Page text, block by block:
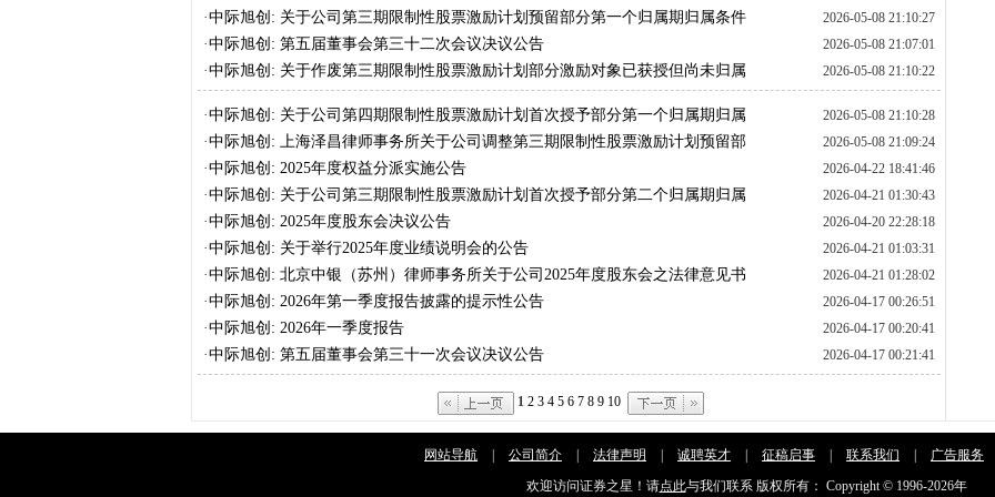
的限制性股票的公告
·中际旭创: 关于公司第三期限制性股票激励计划预留部分第一个归属期归属条件
成就的公告
2026-05-08 21:10:27
·中际旭创: 第五届董事会第三十二次会议决议公告 2026-05-08 21:07:01
·中际旭创: 关于作废第三期限制性股票激励计划部分激励对象已获授但尚未归属
2026-05-08 21:10:22
·中际旭创: 关于公司第四期限制性股票激励计划首次授予部分第一个归属期归属
条件成就的公告
2026-05-08 21:10:28
·中际旭创: 上海泽昌律师事务所关于公司调整第三期限制性股票激励计划预留部
分归属价格、预留部分第一个归属期归属条件成就暨作废部分激励对象已获授但
尚未归属的限制性股票的法律意见书
2026-05-08 21:09:24
·中际旭创: 2025年度权益分派实施公告 2026-04-22 18:41:46
·中际旭创: 关于公司第三期限制性股票激励计划首次授予部分第二个归属期归属
结果暨股份上市公告
2026-04-21 01:30:43
·中际旭创: 2025年度股东会决议公告 2026-04-20 22:28:18
·中际旭创: 关于举行2025年度业绩说明会的公告 2026-04-21 01:03:31
·中际旭创: 北京中银（苏州）律师事务所关于公司2025年度股东会之法律意见书 2026-04-21 01:28:02
·中际旭创: 2026年第一季度报告披露的提示性公告 2026-04-17 00:26:51
·中际旭创: 2026年一季度报告 2026-04-17 00:20:41
·中际旭创: 第五届董事会第三十一次会议决议公告 2026-04-17 00:21:41
1 2 3 4 5 6 7 8 9 10
网站导航 公司简介 法律声明 诚聘英才 征稿启事 联系我们 广告服务
欢迎访问证券之星！请点此与我们联系 版权所有： Copyright © 1996-2026年